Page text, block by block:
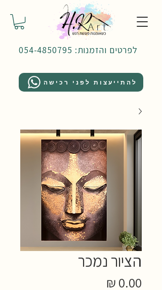
לפרטים והזמנות: 054-4850795
להתייעצות לפני רכישה
הציור נמכר